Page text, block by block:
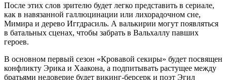
После этих слов зрителю будет легко представить в сериале,
как в навязанной галлюцинации или лихорадочном сне,
Мимира и дерево Иггдрасиль. А валькирии могут появляться
в батальных сценах, чтобы забрать в Вальхаллу павших
героев.
В основном первый сезон «Кровавой секиры» будет посвящен
конфликту Эрика и Хаакона, а подпитывать растущее между
братьями недоверие будет викинг-берсерк и поэт Эгил